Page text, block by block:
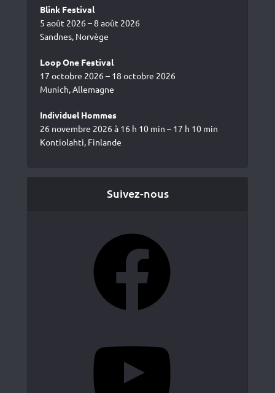
Blink Festival
5 août 2026 – 8 août 2026
Sandnes, Norvège
Loop One Festival
17 octobre 2026 – 18 octobre 2026
Munich, Allemagne
Individuel Hommes
26 novembre 2026 à 16 h 10 min – 17 h 10 min
Kontiolahti, Finlande
Suivez-nous